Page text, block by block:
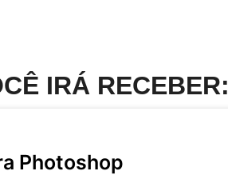
IRÁ RECEBER:
Photoshop